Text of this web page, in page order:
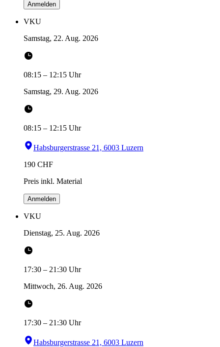
Anmelden
VKU
Samstag, 22. Aug. 2026
08:15 – 12:15 Uhr
Samstag, 29. Aug. 2026
08:15 – 12:15 Uhr
Habsburgerstrasse 21, 6003 Luzern
190 CHF
Preis inkl. Material
Anmelden
VKU
Dienstag, 25. Aug. 2026
17:30 – 21:30 Uhr
Mittwoch, 26. Aug. 2026
17:30 – 21:30 Uhr
Habsburgerstrasse 21, 6003 Luzern